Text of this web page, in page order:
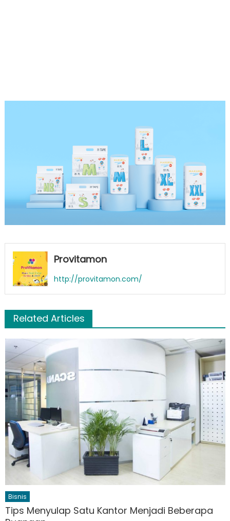
Provitamon
http://provitamon.com/
Related Articles
Bisnis
Tips Menyulap Satu Kantor Menjadi Beberapa